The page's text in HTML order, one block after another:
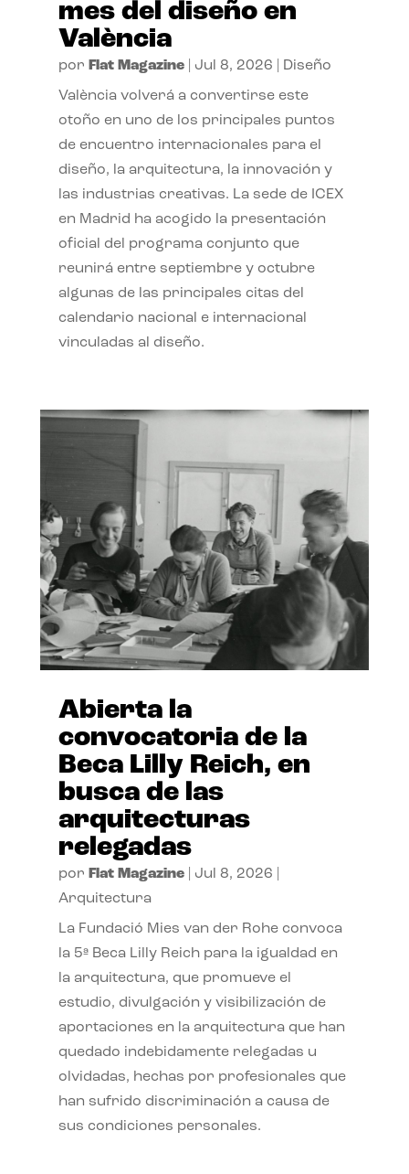
mes del diseño en
València
por Flat Magazine| Jul 8, 2026 Diseño
València volverá a convertirse este
otoño en uno de los principales puntos
de encuentro internacionales para el
diseño, la arquitectura, la innovación y
las industrias creativas. La sede de ICEX
en Madrid ha acogido la presentación
oficial del programa conjunto que
reunirá entre septiembre y octubre
algunas de las principales citas del
calendario nacional e internacional
vinculadas al diseño.
Abierta la
convocatoria de la
Beca Lilly Reich, en
busca de las
arquitecturas
relegadas
por Flat Magazine| Jul 8, 2026
Arquitectura
La Fundació Mies van der Rohe convoca
la 5ª Beca Lilly Reich para la igualdad en
la arquitectura, que promueve el
estudio, divulgación y visibilización de
aportaciones en la arquitectura que han
quedado indebidamente relegadas u
olvidadas, hechas por profesionales que
han sufrido discriminación a causa de
sus condiciones personales.